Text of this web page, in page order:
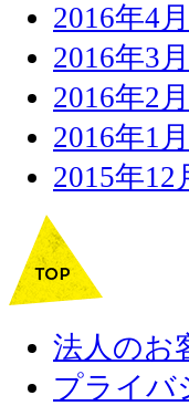
2016年4月
2016年3月
2016年2月
2016年1月
2015年12
法人のお
プライバ